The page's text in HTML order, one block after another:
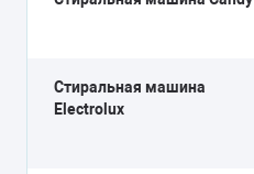
Стиральная машина
Electrolux